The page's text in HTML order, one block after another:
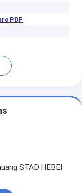
PDF
STAD HEBEI